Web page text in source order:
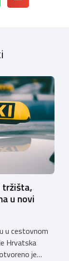
tržišta,
u novi
u cestovnom
Hrvatska
je